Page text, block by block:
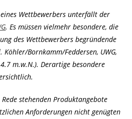
Wettbewerbers unterfällt der
. Es müssen vielmehr besondere, die
des Wettbewerbers begründende
Bornkamm/Feddersen, UWG,
m.w.N.). Derartige besondere
stehenden Produktangebote
Anforderungen nicht genügten